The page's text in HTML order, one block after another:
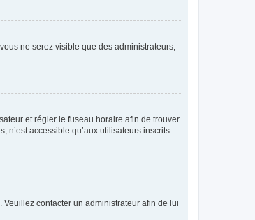
ne serez visible que des administrateurs,
et régler le fuseau horaire afin de trouver
accessible qu’aux utilisateurs inscrits.
Veuillez contacter un administrateur afin de lui